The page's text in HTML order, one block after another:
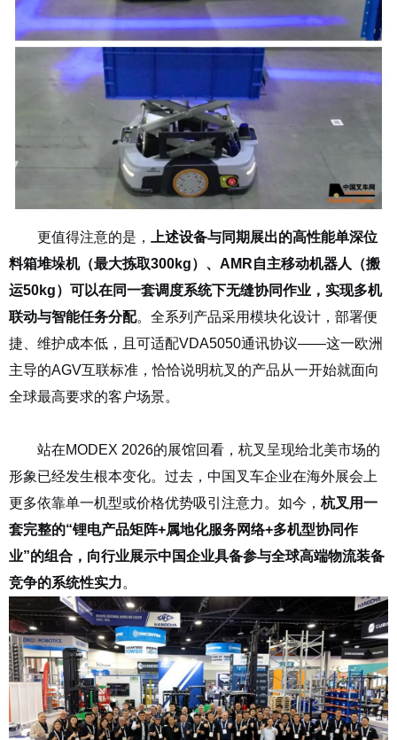
更值得注意的是， 上述设备与同期展出的高性能单深位
料箱堆垛机（最大拣取300kg）、 AMR自主移动机器人（搬
运50kg）可以在同一套调度系统下无缝协同作业，实现多机
联动与智能任务分配。全系列产品采用模块化设计，部署便
捷、维护成本低，且可适配VDA5050通讯协议——这一欧洲
主导的AGV互联标准，恰恰说明杭叉的产品从一开始就面向
全球最高要求的客户场景。
站在MODEX 2026的展馆回看，杭叉呈现给北美市场的
形象已经发生根本变化。过去，中国叉车企业在海外展会上
更多依靠单一机型或价格优势吸引注意力。如今， 杭叉用一
套完整的“锂电产品矩阵+属地化服务网络+多机型协同作
业”的组合，向行业展示中国企业具备参与全球高端物流装备
竞争的系统性实力。